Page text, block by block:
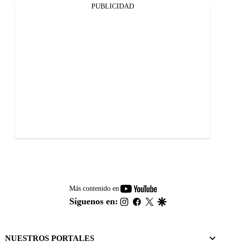
PUBLICIDAD
Más contenido en
youtube-
footer
Síguenos en: instagram
facebook
twitter
NUESTROS PORTALES